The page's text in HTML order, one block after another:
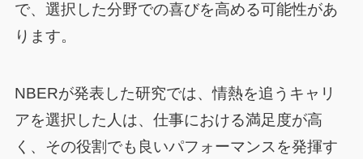
で、選択した分野での喜びを高める可能性があ
ります。
NBERが発表した研究では、情熱を追うキャリ
アを選択した人は、仕事における満足度が高
く、その役割でも良いパフォーマンスを発揮す